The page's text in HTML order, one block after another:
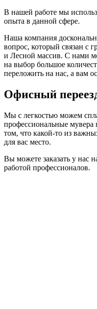
В нашей работе мы
опыта в данной сфере.
Наша компания
вопрос, который связан с
и Лесной массив. С нами
на выбор большое
переложить на нас, а вам
Офисный
Мы с легкостью можем
профессиональные
том, что какой-то из
для вас место.
Вы можете заказать у нас
работой профессионалов.